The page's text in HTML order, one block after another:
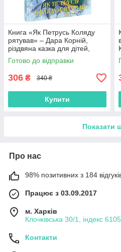
Книга «Як Петрусь Коляду
рятував» – Дара Корній,
різдвяна казка для дітей,
зимова історія, українська
книга (9786170979926)
Готово до відправки
306 ₴ 340 ₴
Купити
Показати
Про нас
98% позитивних з 184
Працює з 03.09.2017
м. Харків
Клочківська 30/1, індекс
Контакти